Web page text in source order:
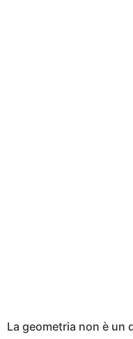
La geometria non è un